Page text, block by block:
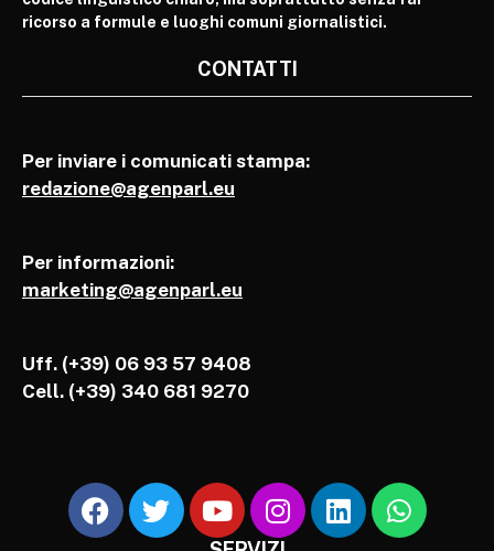
ricorso a formule e luoghi comuni giornalistici.
CONTATTI
Per inviare i comunicati stampa:
redazione@agenparl.eu
Per informazioni:
marketing@agenparl.eu
Uff. (+39) 06 93 57 9408
Cell. (+39) 340 681 9270